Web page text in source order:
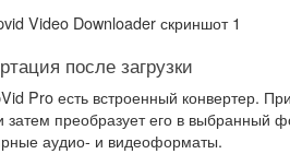
после загрузки
Pro есть встроенный конвертер.
затем преобразует его в выбранный
аудио- и видеоформаты.